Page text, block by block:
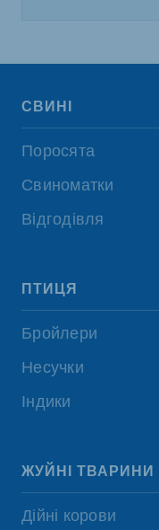
СВИНІ
Поросята
Свиноматки
Відгодівля
ПТИЦЯ
Бройлери
Несучки
Індики
ЖУЙНІ ТВАРИНИ
Дійні корови